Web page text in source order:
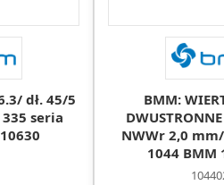
dł. 45/5
seria
BMM:
NWWr 2,0
1044 BMM